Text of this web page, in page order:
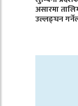
असारमा
उल्लङ्घन